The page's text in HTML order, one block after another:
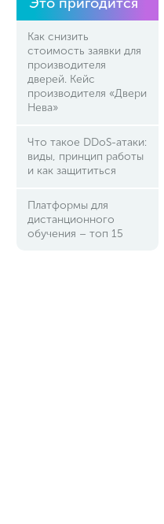
Как снизить
стоимость заявки для
производителя
дверей. Кейс
производителя «Двери
Нева»
Что такое DDoS-атаки:
виды, принцип работы
и как защититься
Платформы для
дистанционного
обучения – топ 15